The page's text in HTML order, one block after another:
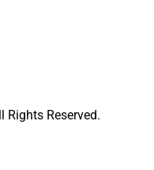
Reserved.